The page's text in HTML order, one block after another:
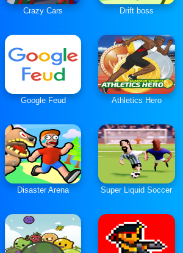
Crazy Cars Drift boss
Google Feud Athletics Hero
Disaster Arena Super Liquid Soccer